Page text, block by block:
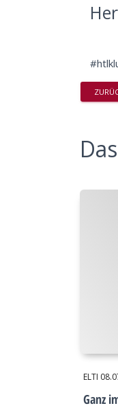
ELTI
Ganz